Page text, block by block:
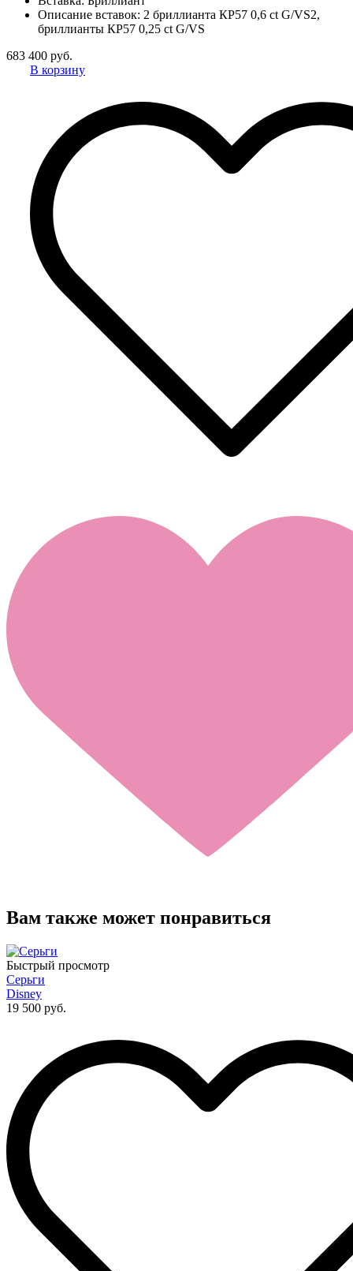
Описание вставок: 2 бриллианта КР57 0,6 ct G/VS2,
бриллианты КР57 0,25 ct G/VS
683 400 руб.
В корзину
Вам также может понравиться
Быстрый просмотр
Серьги
Disney
19 500 руб.